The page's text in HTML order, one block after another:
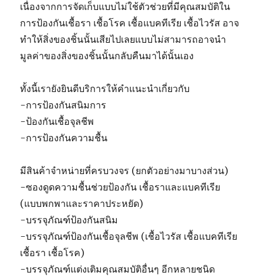
เนื่องจากการจัดเก็บแบบไม่ใช้ตัวช่วยที่มีคุณสมบัติใน
การป้องกันเชื้อรา เชื้อโรค เชื้อแบคทีเรีย เชื้อไวรัส อาจ
ทำให้สิ่งของชิ้นนั้นเสียไปเลยแบบไม่สามารถอาจนำ
มูลค่าของสิ่งของชิ้นนั้นกลับคืนมาได้นั้นเอง
ทั้งนี้เรายังยินดีบริการให้คำแนะนำเกี่ยวกับ
-การป้องกันสนิมการ
-ป้องกันเชื้อจุลชีพ
-การป้องกันความชื้น
มีสินค้าจำหน่ายที่ครบวงจร (ยกตัวอย่างมาบางส่วน)
-ซองดูดความชื้นช่วยป้องกัน เชื้อราและแบคทีเรีย
(แบบพกพาและราคาประหยัด)
-บรรจุภัณฑ์ป้องกันสนิม
-บรรจุภัณฑ์ป้องกันเชื้อจุลชีพ (เชื้อไวรัส เชื้อแบคทีเรีย
เชื้อรา เชื้อโรค)
-บรรจุภัณฑ์แต่งเติมคุณสมบัติอื่นๆ อีกหลายชนิด